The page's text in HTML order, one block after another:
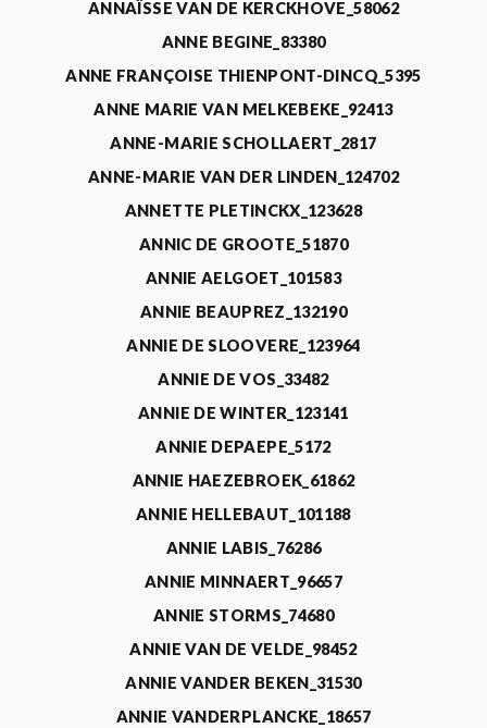
ANNAÏSSE VAN DE KERCKHOVE_58062
ANNE BEGINE_83380
ANNE FRANÇOISE THIENPONT-DINCQ_5395
ANNE MARIE VAN MELKEBEKE_92413
ANNE-MARIE SCHOLLAERT_2817
ANNE-MARIE VAN DER LINDEN_124702
ANNETTE PLETINCKX_123628
ANNIC DE GROOTE_51870
ANNIE AELGOET_101583
ANNIE BEAUPREZ_132190
ANNIE DE SLOOVERE_123964
ANNIE DE VOS_33482
ANNIE DE WINTER_123141
ANNIE DEPAEPE_5172
ANNIE HAEZEBROEK_61862
ANNIE HELLEBAUT_101188
ANNIE LABIS_76286
ANNIE MINNAERT_96657
ANNIE STORMS_74680
ANNIE VAN DE VELDE_98452
ANNIE VANDER BEKEN_31530
ANNIE VANDERPLANCKE_18657